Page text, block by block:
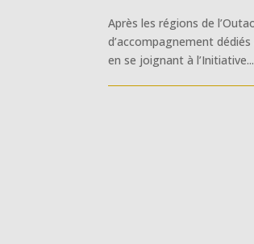
Après les régions de
d’accompagnement
en se joignant à l’Initiative...